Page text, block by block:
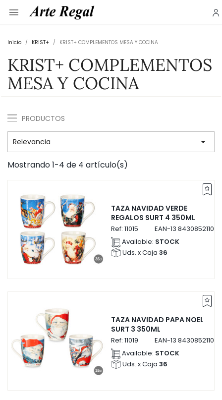

Inicio KRIST+ KRIST+ COMPLEMENTOS MESA Y COCINA
KRIST+ COMPLEMENTOS
MESA Y COCINA
PRODUCTOS
Relevancia 
Mostrando 1-4 de 4 artículo(s)
TAZA NAVIDAD VERDE
REGALOS SURT 4 350ML
Ref: 11015 EAN-13
Available: STOCK
Uds. x Caja 36
TAZA NAVIDAD PAPA NOEL
SURT 3 350ML
Ref: 11019 EAN-13
Available: STOCK
Uds. x Caja 36